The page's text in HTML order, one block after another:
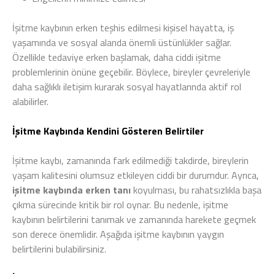
İşitme kaybının erken teşhis edilmesi kişisel hayatta, iş
yaşamında ve sosyal alanda önemli üstünlükler sağlar.
Özellikle tedaviye erken başlamak, daha ciddi işitme
problemlerinin önüne geçebilir. Böylece, bireyler çevreleriyle
daha sağlıklı iletişim kurarak sosyal hayatlarında aktif rol
alabilirler.
İşitme Kaybında Kendini Gösteren Belirtiler
İşitme kaybı, zamanında fark edilmediği takdirde, bireylerin
yaşam kalitesini olumsuz etkileyen ciddi bir durumdur. Ayrıca,
işitme kaybında erken tanı koyulması, bu rahatsızlıkla başa
çıkma sürecinde kritik bir rol oynar. Bu nedenle, işitme
kaybının belirtilerini tanımak ve zamanında harekete geçmek
son derece önemlidir. Aşağıda işitme kaybının yaygın
belirtilerini bulabilirsiniz.